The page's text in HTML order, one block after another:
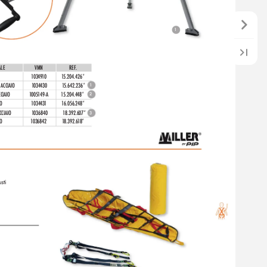
VMN REF.
1034910 15.204.426*
1034430 15.642.236*
1005149-A 15.204.448*
1034431 16.056.248*
1036840 18.392.607*
1036842 18.392.618*
2
1
3